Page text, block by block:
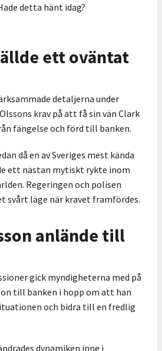
detta hänt idag?
ett oväntat
detaljerna under
krav på att få sin vän Clark
fängelse och förd till banken.
då en av Sveriges mest kända
ett nästan mytiskt rykte inom
Regeringen och polisen
svårt läge när kravet framfördes.
anlände till
gick myndigheterna med på
till banken i hopp om att han
och bidra till en fredlig
dynamiken inne i